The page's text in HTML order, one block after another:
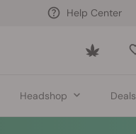
Help Center
Headshop Deals